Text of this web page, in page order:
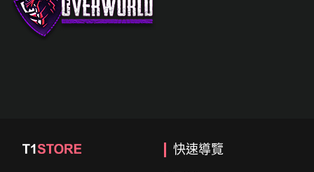
快速導覽